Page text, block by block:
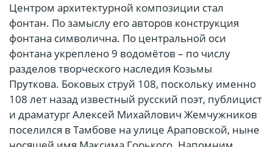
Центром архитектурной композиции стал
фонтан. По замыслу его авторов конструкция
фонтана символична. По центральной оси
фонтана укреплено 9 водомётов – по числу
разделов творческого наследия Козьмы
Пруткова. Боковых струй 108, поскольку именно
108 лет назад известный русский поэт, публицист
и драматург Алексей Михайлович Жемчужников
поселился в Тамбове на улице Араповской, ныне